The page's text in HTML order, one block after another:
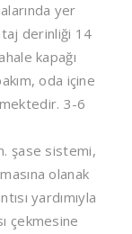
yer
derinliği 14
kapağı
oda içine
3-6
şase sistemi,
olanak
yardımıyla
çekmesine